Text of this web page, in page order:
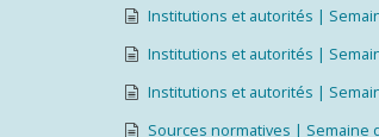
Institutions et autorités |
Institutions et autorités |
Institutions et autorités |
Sources normatives | Semaine